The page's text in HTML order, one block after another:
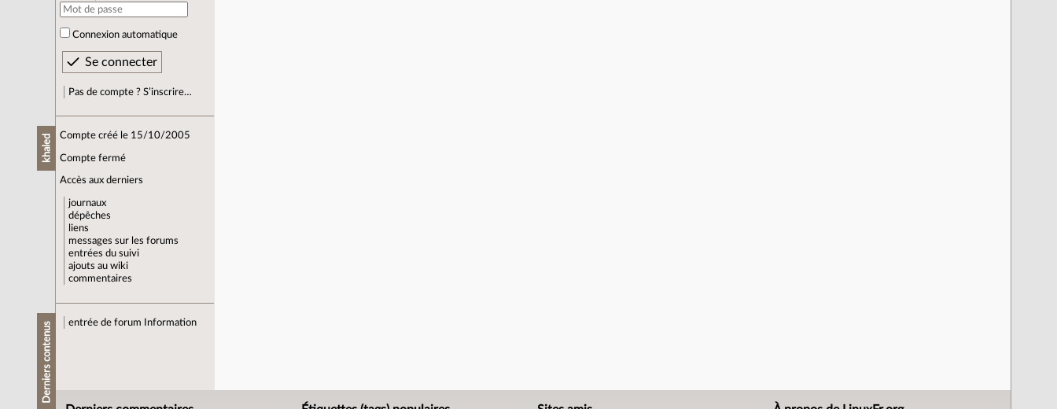
Connexion automatique
Pas de compte ? S’inscrire…
khaled Compte créé le 15/10/2005
Compte fermé
Accès aux derniers
journaux
dépêches
liens
messages sur les forums
entrées du suivi
ajouts au wiki
commentaires
Derniers contenus entrée de forum Information